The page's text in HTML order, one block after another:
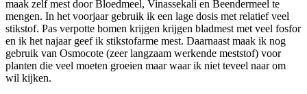
maak zelf mest door Bloedmeel, Vinassekali en Beendermeel te
mengen. In het voorjaar gebruik ik een lage dosis met relatief veel
stikstof. Pas verpotte bomen krijgen krijgen bladmest met veel fosfor
en ik het najaar geef ik stikstofarme mest. Daarnaast maak ik nog
gebruik van Osmocote (zeer langzaam werkende meststof) voor
planten die veel moeten groeien maar waar ik niet teveel naar om
wil kijken.